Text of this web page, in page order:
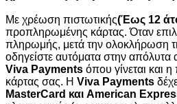
Με χρέωση πιστωτικής(Έως 12
προπληρωμένης κάρτας. Όταν
πληρωμής, μετά την ολοκλήρωση
οδηγείστε αυτόματα στην απόλυτα
Viva Payments όπου γίνεται και
κάρτας σας. Η Viva Payments
MasterCard και American